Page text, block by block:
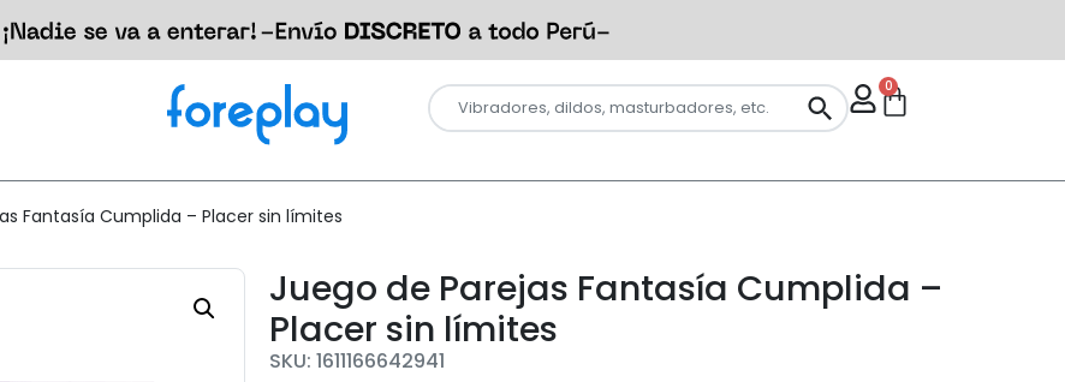
0
Fantasía Cumplida – Placer sin límites
Juego de Parejas Fantasía Cumplida –
Placer sin límites
SKU: 1611166642941